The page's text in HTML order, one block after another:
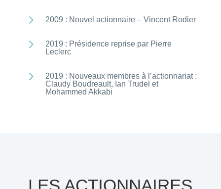
5 2009 : Nouvel actionnaire – Vincent Rodier
5
2019 : Présidence reprise par Pierre
Leclerc
5
2019 : Nouveaux membres à l’actionnariat :
Claudy Boudreault, Ian Trudel et
Mohammed Akkabi